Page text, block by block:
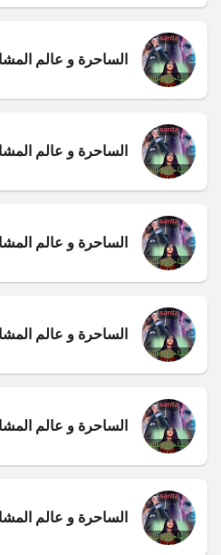
الساحرة و عالم
الساحرة و عالم
الساحرة و عالم
الساحرة و عالم
الساحرة و عالم
الساحرة و عالم